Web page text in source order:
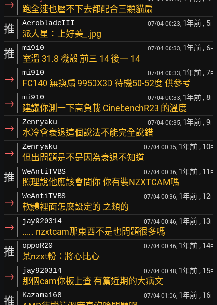
→ 跑全速也壓不下去都配合三顆貓扇
推 AerobladeIII 07/04 00:23, 1年前 , 5F
派大星：上好美_.jpg
推 mi910 07/04 00:33, 1年前 , 6F
室溫 31.8 機殼 前三 14 後一 14
→ mi910 07/04 00:33, 1年前 , 7F
FC140 無換扇 9950X3D 待機50-52度 供參考
→ mi910 07/04 00:33, 1年前 , 8F
建議你測一下高負載 CinebenchR23 的溫度
→ Zenryaku 07/04 00:35, 1年前 , 9F
水冷會衰退這個說法不能完全說錯
→ Zenryaku 07/04 00:35, 1年前 , 10F
但出問題是不是因為衰退不知道
推 WeAntiTVBS 07/04 00:36, 1年前 , 11 F
照理說他應該會問你 你有裝NZXTCAM嗎
→ WeAntiTVBS 07/04 00:36, 1年前 , 12F
軟體裡面怎麼設定的 之類的
→ jay920314 07/04 00:46, 1年前 , 13F
…… nzxtcam那東西不是也問題很多嗎
推 oppoR20 07/04 00:46, 1年前 , 14F
某nzxt粉：將心比心
→ jay920314 07/04 00:48, 1年前 , 15F
那個cam你板上查 有篇近期的大病文
推 Kazama168 07/04 01:06, 1年前 , 16F